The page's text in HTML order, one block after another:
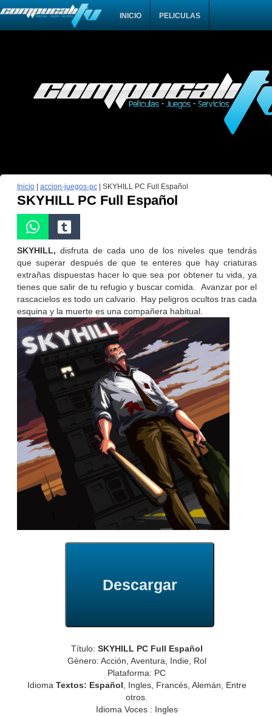
INICIO PELICULAS
Inicio| accion-juegos-pc| SKYHILL PC Full Español
SKYHILL PC Full Español
SKYHILL, disfruta de cada uno de los niveles que tendrás
que superar después de que te enteres que hay criaturas
extrañas dispuestas hacer lo que sea por obtener tu vida, ya
tienes que salir de tu refugio y buscar comida. Avanzar por el
rascacielos es todo un calvario. Hay peligros ocultos tras cada
esquina y la muerte es una compañera habitual.
Descargar
Título: SKYHILL PC Full Español
Género: Acción, Aventura, Indie, Rol
Plataforma: PC
Idioma Textos: Español , Ingles, Francés, Alemán, Entre
otros.
Idioma Voces : Ingles